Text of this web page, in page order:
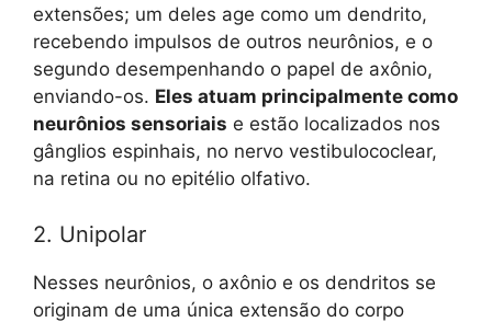
extensões; um deles age como um dendrito,
recebendo impulsos de outros neurônios, e o
segundo desempenhando o papel de axônio,
enviando-os. Eles atuam principalmente como
neurônios sensoriais e estão localizados nos
gânglios espinhais, no nervo vestibulococlear,
na retina ou no epitélio olfativo.
2. Unipolar
Nesses neurônios, o axônio e os dendritos se
originam de uma única extensão do corpo